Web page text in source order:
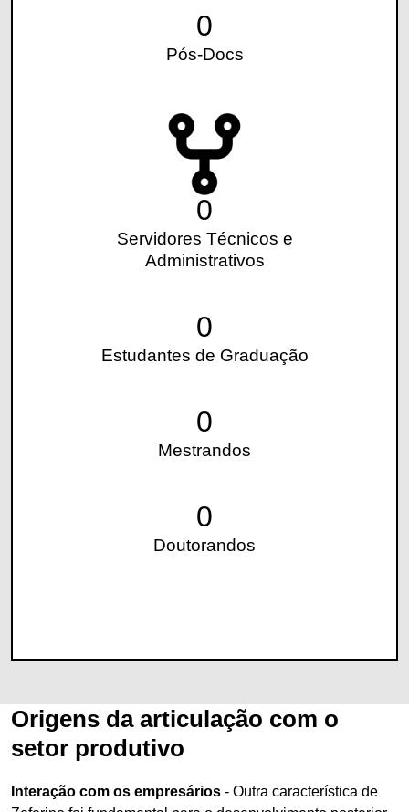
0
Pós-Docs
0
Servidores Técnicos e
Administrativos
0
Estudantes de Graduação
0
Mestrandos
0
Doutorandos
Origens da articulação com o
setor produtivo
Interação com os empresários - Outra característica de